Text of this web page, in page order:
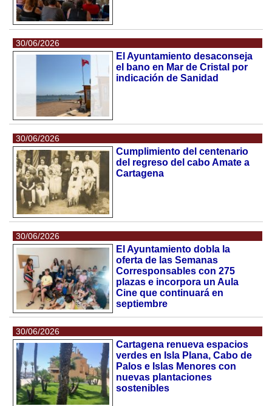
30/06/2026
El Ayuntamiento desaconseja
el bano en Mar de Cristal por
indicación de Sanidad
30/06/2026
Cumplimiento del centenario
del regreso del cabo Amate a
Cartagena
30/06/2026
El Ayuntamiento dobla la
oferta de las Semanas
Corresponsables con 275
plazas e incorpora un Aula
Cine que continuará en
septiembre
30/06/2026
Cartagena renueva espacios
verdes en Isla Plana, Cabo de
Palos e Islas Menores con
nuevas plantaciones
sostenibles